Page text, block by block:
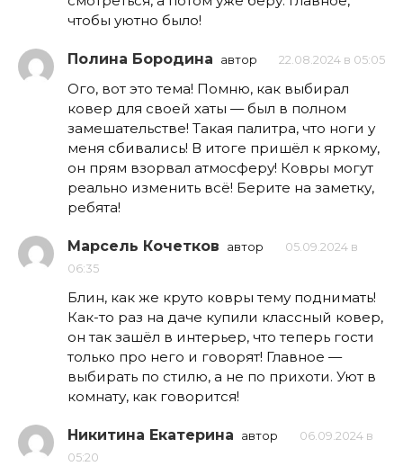
чтобы уютно было!
Полина Бородина автор 22.08.2024 в 05:05
Ого, вот это тема! Помню, как выбирал
ковер для своей хаты — был в полном
замешательстве! Такая палитра, что ноги у
меня сбивались! В итоге пришёл к яркому,
он прям взорвал атмосферу! Ковры могут
реально изменить всё! Берите на заметку,
ребята!
Марсель Кочетков автор
05.09.2024 в
06:35
Блин, как же круто ковры тему поднимать!
Как-то раз на даче купили классный ковер,
он так зашёл в интерьер, что теперь гости
только про него и говорят! Главное —
выбирать по стилю, а не по прихоти. Уют в
комнату, как говорится!
Никитина Екатерина автор
06.09.2024 в
05:20